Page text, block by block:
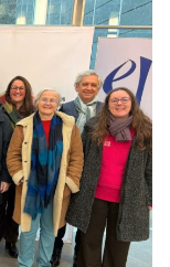
croisé
projet Erasmus